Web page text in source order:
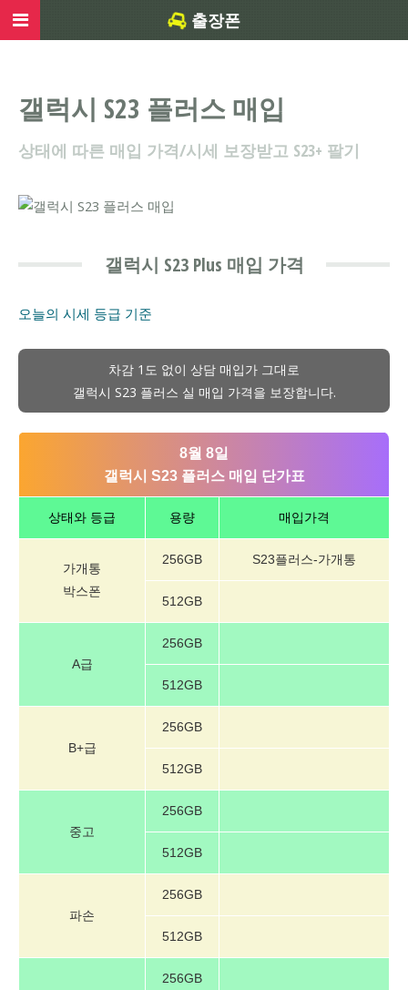
갤럭시 S23 플러스 매입
상태에 따른 매입 가격/시세 보장받고 S23+ 팔기
갤럭시 S23 Plus 매입 가격
오늘의 시세 등급 기준
차감 1도 없이 상담 매입가 그대로
갤럭시 S23 플러스 실 매입 가격을 보장합니다.
8월 8일
갤럭시 S23 플러스 매입 단가표
상태와 등급 용량 매입가격
가개통
박스폰
256GB S23플러스-가개통
512GB
A급
256GB
512GB
B+급
256GB
512GB
중고
256GB
512GB
파손
256GB
512GB
256GB
출장폰